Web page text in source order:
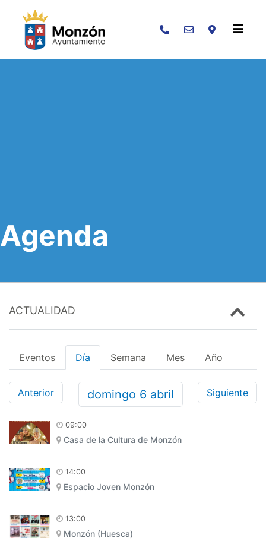
Buscar
Agenda
ACTUALIDAD
Eventos Día Semana Mes Año
Anterior domingo 6 abril Siguiente
09:00
Casa de la Cultura de Monzón
14:00
Espacio Joven Monzón
13:00
Monzón (Huesca)